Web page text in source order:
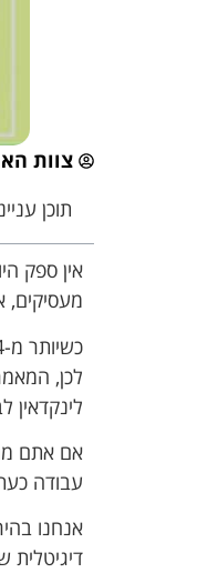
צוות
תוכן
‏אין ספק
מעסיקים,
כשיותר מ-1.4 מיליארד אנשים ברשת המקצועית, אין פה דילמה אפילו.
‏לכן,
לינקדאין
אם אתם
עבודה
דיגיטלית